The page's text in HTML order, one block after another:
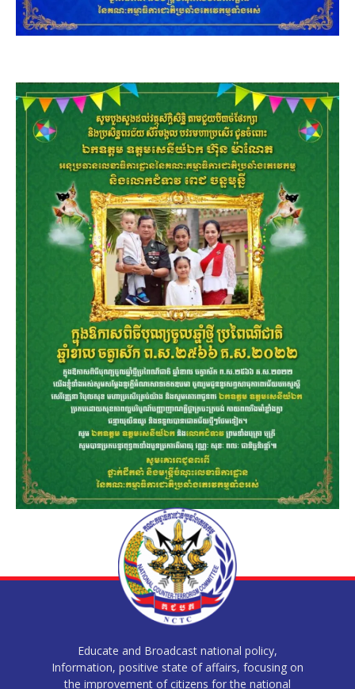
Educate and Broadcast national policy,
Information, positive state of affairs, focusing on
the improvement of citizens for the national